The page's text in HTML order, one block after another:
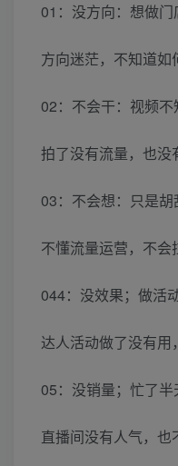
01：没方向：想做门
方向迷茫，不知道
02：不会干：视频不
拍了没有流量，也没
03：不会想：只是胡
不懂流量运营，不
044：没效果；做活
达人活动做了没有
05：没销量；忙了半
直播间没有人气，